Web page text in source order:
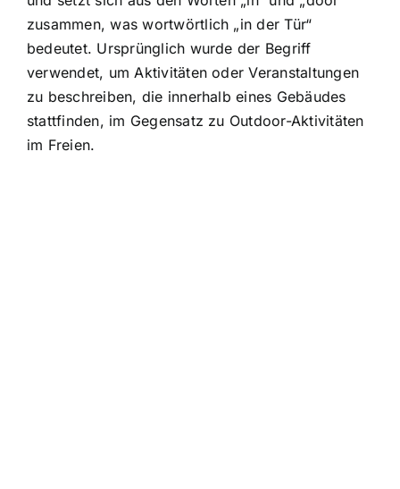
zusammen, was wortwörtlich „in der Tür“
bedeutet. Ursprünglich wurde der Begriff
verwendet, um Aktivitäten oder Veranstaltungen
zu beschreiben, die innerhalb eines Gebäudes
stattfinden, im Gegensatz zu Outdoor-Aktivitäten
im Freien.